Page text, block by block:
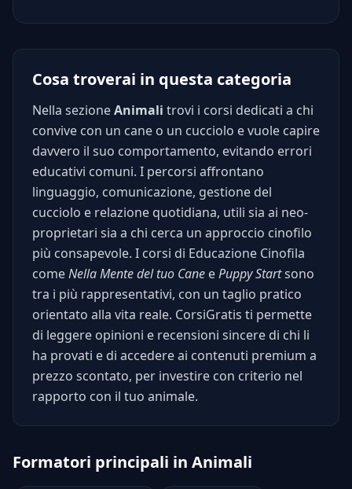
Cosa troverai in questa categoria
Nella sezioneAnimali trovi i corsi dedicati a chi
convive con un cane o un cucciolo e vuole capire
davvero il suo comportamento, evitando errori
educativi comuni. I percorsi affrontano
linguaggio, comunicazione, gestione del
cucciolo e relazione quotidiana, utili sia ai neo-
proprietari sia a chi cerca un approccio cinofilo
più consapevole. I corsi di Educazione Cinofila
comeNella Mente del tuo Cane ePuppy Startsono
tra i più rappresentativi, con un taglio pratico
orientato alla vita reale. CorsiGratis ti permette
di leggere opinioni e recensioni sincere di chi li
ha provati e di accedere ai contenuti premium a
prezzo scontato, per investire con criterio nel
rapporto con il tuo animale.
Formatori principali in Animali